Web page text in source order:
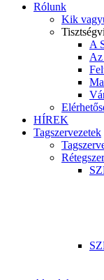
Rólunk
Kik
A
Az
HÍREK
Tagszervezetek